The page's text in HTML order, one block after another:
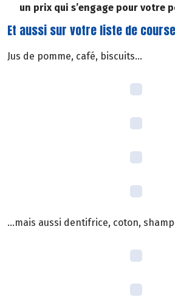
un prix qui s’engage pour votre
Et aussi sur votre liste de
Jus de pomme, café, biscuits...
...mais aussi dentifrice, coton,